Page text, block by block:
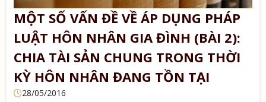
MỘT SỐ VẤN ĐỀ VỀ ÁP DỤNG PHÁP
LUẬT HÔN NHÂN GIA ĐÌNH (BÀI 2):
CHIA TÀI SẢN CHUNG TRONG THỜI
KỲ HÔN NHÂN ĐANG TỒN TẠI
28/05/2016